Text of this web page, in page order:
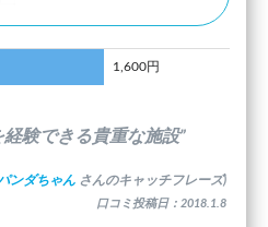
1,600円
験できる貴重な施設”
ンダちゃん さんのキャッチフレーズ)
口コミ投稿日：2018.1.8